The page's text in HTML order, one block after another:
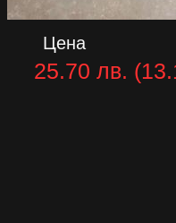
Цена
25.70 лв.